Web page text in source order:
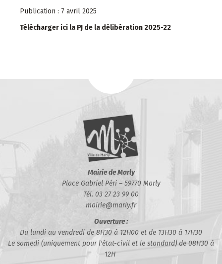
Publication : 7 avril 2025
Télécharger ici la PJ de la délibération 2025-22
Mairie de Marly
Place Gabriel Péri – 59770 Marly
Tél. 03 27 23 99 00
mairie@marly.fr
Ouverture :
Du lundi au vendredi de 8H30 à 12H00 et de 13H30 à 17H30
Le samedi (uniquement pour l'état-civil et le standard) de 08H30 à
12H